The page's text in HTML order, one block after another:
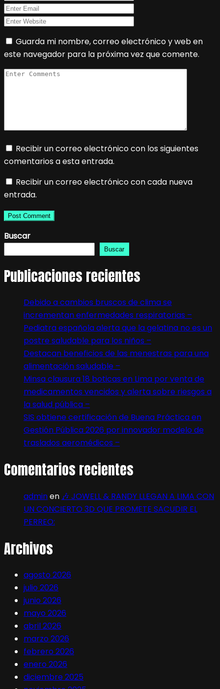
Guarda mi nombre, correo electrónico y web en
este navegador para la próxima vez que comente.
Recibir un correo electrónico con los siguientes
comentarios a esta entrada.
Recibir un correo electrónico con cada nueva
entrada.
Buscar
Buscar
Publicaciones recientes
Debido a cambios bruscos de clima se
incrementan enfermedades respiratorias –
Pediatra española alerta que la gelatina no es un
postre saludable para los niños –
Destacan beneficios de las menestras para una
alimentación saludable –
Minsa clausura 18 boticas en Lima por venta de
medicamentos vencidos y alerta sobre riesgos a
la salud pública –
SIS obtiene certificación de Buena Práctica en
Gestión Pública 2026 por innovador modelo de
traslados aeromédicos –
Comentarios recientes
adminen 🎶 JOWELL & RANDY LLEGAN A LIMA CON
UN CONCIERTO 3D QUE PROMETE SACUDIR EL
PERREO:
Archivos
agosto 2026
julio 2026
junio 2026
mayo 2026
abril 2026
marzo 2026
febrero 2026
enero 2026
diciembre 2025